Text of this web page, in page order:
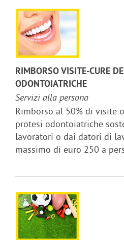
RIMBORSO VISITE-CURE
ODONTOIATRICHE
Servizi alla persona
Rimborso al 50% di visite
protesi odontoiatriche
lavoratori o dai datori di
massimo di euro 250 a